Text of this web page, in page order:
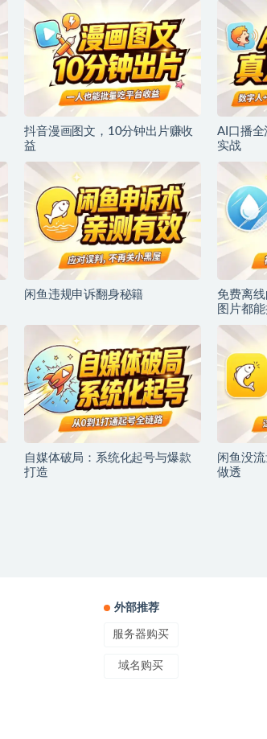
抖音漫画图文，10分钟出片赚收
益
AI口播全
实战
闲鱼违规申诉翻身秘籍
免费离
图片都
自媒体破局：系统化起号与爆款
打造
闲鱼没
做透
外部推荐
服务器购买
域名购买